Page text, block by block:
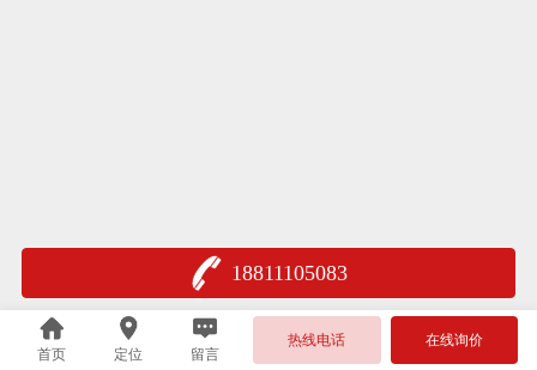
18811105083
首页 定位 留言
热线电话 在线询价